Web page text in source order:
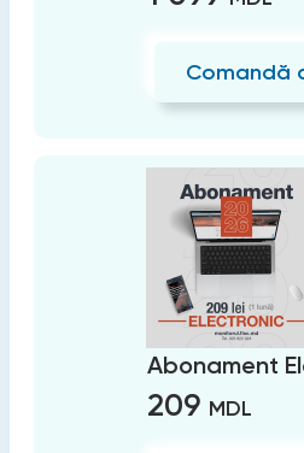
Comandă
Abonament
209 MDL